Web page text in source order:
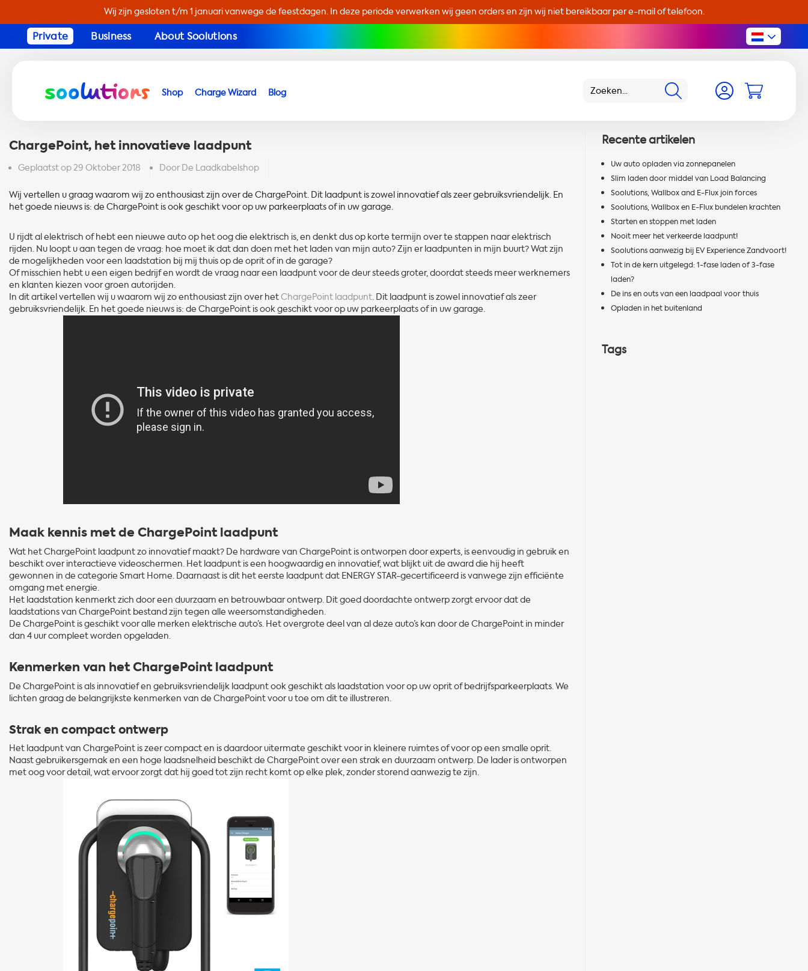
Wij zijn gesloten t/m 1 januari vanwege de feestdagen. In deze periode verwerken wij geen orders en zijn wij niet bereikbaar per e-mail of telefoon.
Private Business About Soolutions
Shop Charge Wizard Blog
ChargePoint, het innovatieve laadpunt
Geplaatst op29 Oktober 2018 Door De Laadkabelshop
Wij vertellen u graag waarom wij zo enthousiast zijn over de ChargePoint. Dit laadpunt is zowel innovatief als zeer gebruiksvriendelijk. En
het goede nieuws is: de ChargePoint is ook geschikt voor op uw parkeerplaats of in uw garage.
U rijdt al elektrisch of hebt een nieuwe auto op het oog die elektrisch is, en denkt dus op korte termijn over te stappen naar elektrisch
rijden. Nu loopt u aan tegen de vraag: hoe moet ik dat dan doen met het laden van mijn auto? Zijn er laadpunten in mijn buurt? Wat zijn
de mogelijkheden voor een laadstation bij mij thuis op de oprit of in de garage?
Of misschien hebt u een eigen bedrijf en wordt de vraag naar een laadpunt voor de deur steeds groter, doordat steeds meer werknemers
en klanten kiezen voor groen autorijden.
In dit artikel vertellen wij u waarom wij zo enthousiast zijn over hetChargePoint laadpunt. Dit laadpunt is zowel innovatief als zeer
gebruiksvriendelijk. En het goede nieuws is: de ChargePoint is ook geschikt voor op uw parkeerplaats of in uw garage.
Maak kennis met de ChargePoint laadpunt
Wat het ChargePoint laadpunt zo innovatief maakt? De hardware van ChargePoint is ontworpen door experts, is eenvoudig in gebruik en
beschikt over interactieve videoschermen. Het laadpunt is een hoogwaardig en innovatief, wat blijkt uit de award die hij heeft
gewonnen in de categorie Smart Home. Daarnaast is dit het eerste laadpunt dat ENERGY STAR-gecertificeerd is vanwege zijn efficiënte
omgang met energie.
Het laadstation kenmerkt zich door een duurzaam en betrouwbaar ontwerp. Dit goed doordachte ontwerp zorgt ervoor dat de
laadstations van ChargePoint bestand zijn tegen alle weersomstandigheden.
De ChargePoint is geschikt voor alle merken elektrische auto’s. Het overgrote deel van al deze auto’s kan door de ChargePoint in minder
dan 4 uur compleet worden opgeladen.
Kenmerken van het ChargePoint laadpunt
De ChargePoint is als innovatief en gebruiksvriendelijk laadpunt ook geschikt als laadstation voor op uw oprit of bedrijfsparkeerplaats. We
lichten graag de belangrijkste kenmerken van de ChargePoint voor u toe om dit te illustreren.
Strak en compact ontwerp
Het laadpunt van ChargePoint is zeer compact en is daardoor uitermate geschikt voor in kleinere ruimtes of voor op een smalle oprit.
Naast gebruikersgemak en een hoge laadsnelheid beschikt de ChargePoint over een strak en duurzaam ontwerp. De lader is ontworpen
met oog voor detail, wat ervoor zorgt dat hij goed tot zijn recht komt op elke plek, zonder storend aanwezig te zijn.
Recente artikelen
Uw auto opladen via zonnepanelen
Slim laden door middel van Load Balancing
Soolutions, Wallbox and E-Flux join forces
Soolutions, Wallbox en E-Flux bundelen krachten
Starten en stoppen met laden
Nooit meer het verkeerde laadpunt!
Soolutions aanwezig bij EV Experience Zandvoort!
Tot in de kern uitgelegd: 1-fase laden of 3-fase
laden?
De ins en outs van een laadpaal voor thuis
Opladen in het buitenland
Tags